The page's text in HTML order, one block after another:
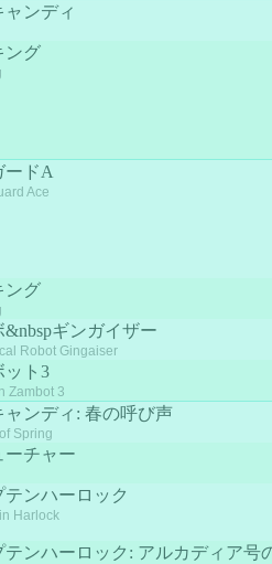
ンディ
ング
ードA
Ace
ング
ギンガイザー
Robot Gingaiser
ット3
Zambot 3
ャンディ: 春の呼び声
Spring
ーチャー
ンハーロック
Harlock
ンハーロック: アルカディア号